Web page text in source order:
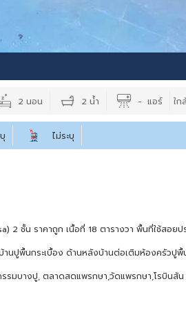
2 นอน 2 น้ำ - แอร์ ใก
ไม่ระบุ
2 ชั้น ราคาถูก เนื้อที่ 18 ตารางวา พื้นที่ใช้สอ
ปูพื้นกระเบื้อง ด้านหลังบ้านต่อเติมห้องครัวปูพื้
มบางปู, ตลาดสดแพรกษา,วัดแพรกษา,โรบินสั